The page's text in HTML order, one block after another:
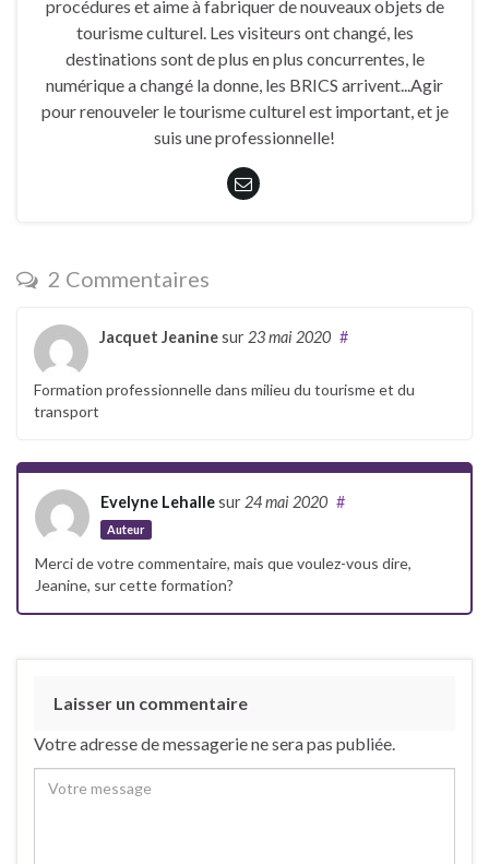
procédures et aime à fabriquer de nouveaux objets de
tourisme culturel. Les visiteurs ont changé, les
destinations sont de plus en plus concurrentes, le
numérique a changé la donne, les BRICS arrivent...Agir
pour renouveler le tourisme culturel est important, et je
suis une professionnelle!
2 Commentaires
Jacquet Jeaninesur 23 mai 2020 #
Formation professionnelle dans milieu du tourisme et du
transport
Evelyne Lehallesur 24 mai 2020
Auteur
#
Merci de votre commentaire, mais que voulez-vous dire,
Jeanine, sur cette formation?
Laisser un commentaire
Votre adresse de messagerie ne sera pas publiée.